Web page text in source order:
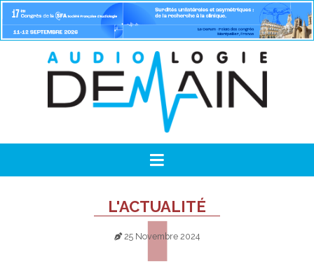
L'ACTUALITÉ
25 Novembre 2024